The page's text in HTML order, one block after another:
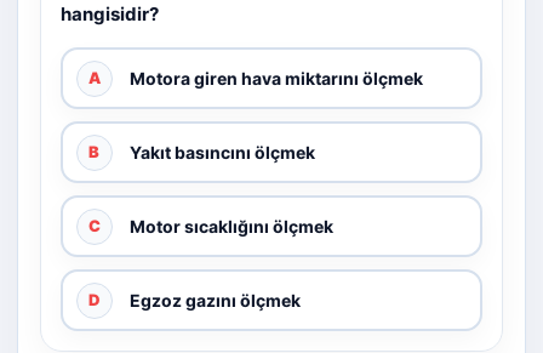
hangisidir?
A Motora giren hava miktarını ölçmek
B Yakıt basıncını ölçmek
C Motor sıcaklığını ölçmek
D Egzoz gazını ölçmek